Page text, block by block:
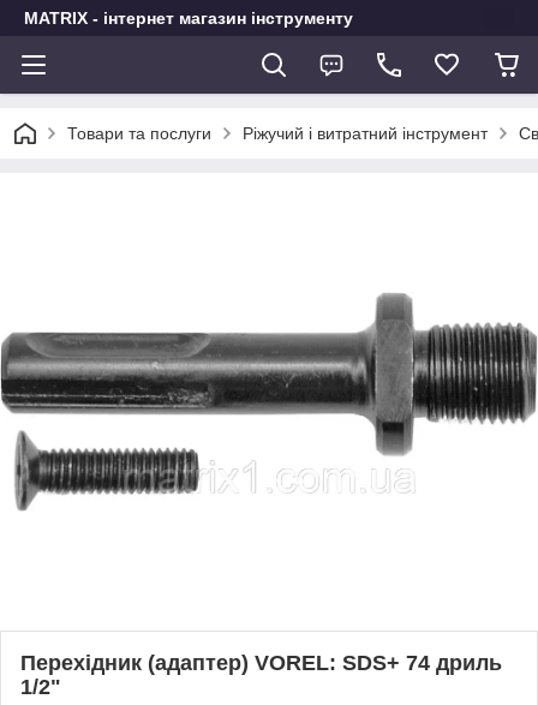
MATRIX - інтернет магазин інструменту
Товари та послуги Ріжучий і витратний інструмент
Перехідник (адаптер) VOREL: SDS+ 74 дриль
1/2"